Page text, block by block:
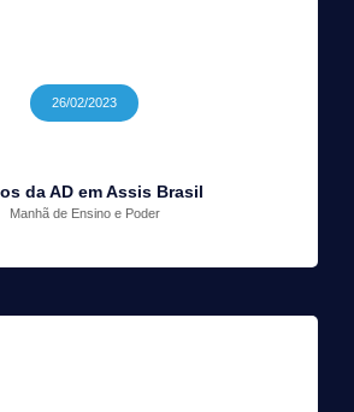
26/02/2023
da AD em Assis Brasil
Manhã de Ensino e Poder